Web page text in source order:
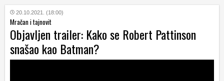
20.10.2021. (18:00)
Mračan i tajnovit
Objavljen trailer: Kako se Robert Pattinson
snašao kao Batman?